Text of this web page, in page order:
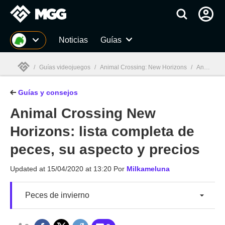
MGG Noticias Guías
MGG
/ Guías videojuegos / Animal Crossing: New Horizons / Animal Crossing New Horizons: Guías, Tutoriales, Consejos
Guías y consejos
Animal Crossing New
Horizons: lista completa de
peces, su aspecto y precios
Updated at 15/04/2020 at 13:20 Por Milkameluna
Peces de invierno